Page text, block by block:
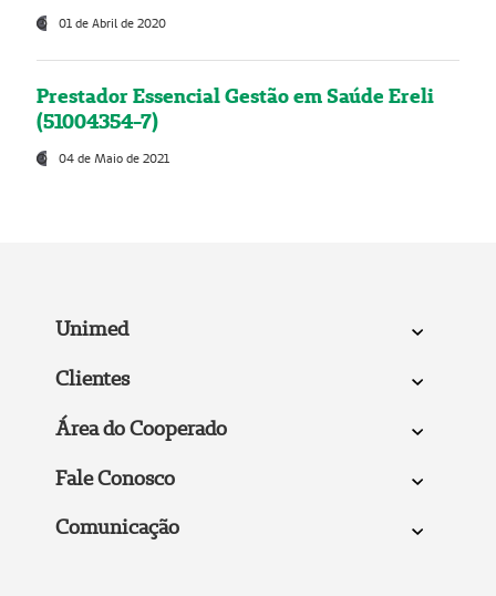
01 de Abril de 2020
Prestador Essencial Gestão em Saúde Ereli
(51004354-7)
04 de Maio de 2021
Unimed
Clientes
Área do Cooperado
Fale Conosco
Comunicação